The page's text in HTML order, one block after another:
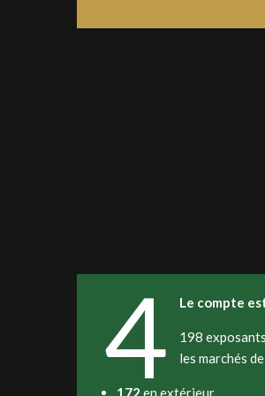
4 Le compte
198
les marchés
172 en extérieur